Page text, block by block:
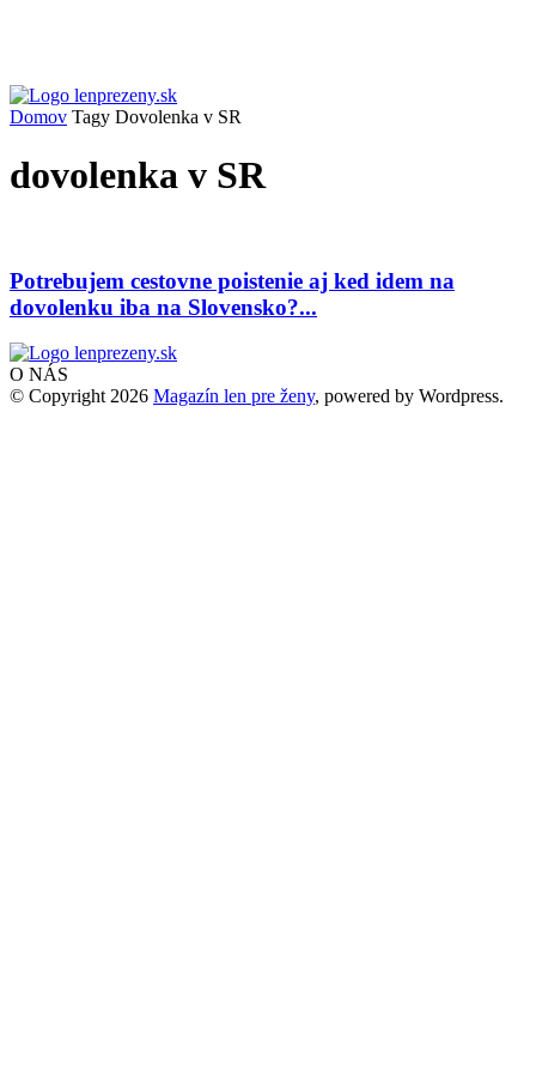
Domov Tagy Dovolenka v SR
dovolenka v SR
Potrebujem cestovne poistenie aj ked idem na
dovolenku iba na Slovensko?...
O NÁS
© Copyright 2026 Magazín len pre ženy, powered by Wordpress.